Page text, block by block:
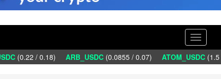
Toggle
(0.22 / 0.18) ARB_USDC(0.0855 / 0.07) ATOM_USDC(1.5